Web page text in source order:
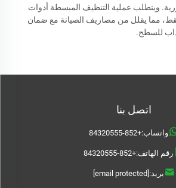
ويتطلب عملية التنظيف المبسطة أدوات
مما يقلل من مصاريف الصيانة مع ضمان
للسطح.
اتصل بنا
واتساب:+852-84320555
رقم الهاتف:+852-84320555
بريد:[email protected]